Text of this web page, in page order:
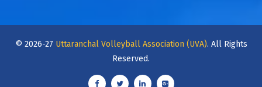
© 2026-27 Uttaranchal Volleyball Association (UVA). All Rights
Reserved.